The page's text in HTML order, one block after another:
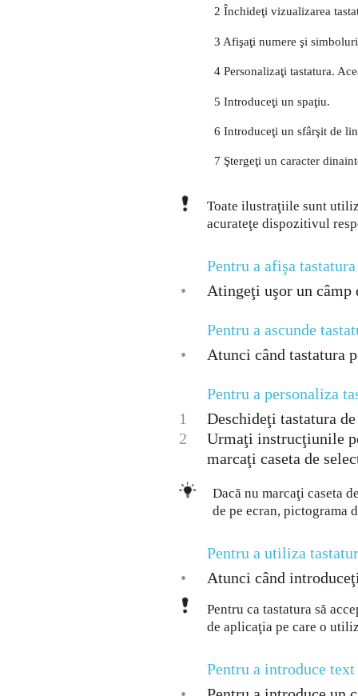
2 Închideţi vizualizarea
3 Afişaţi numere şi
4 Personalizaţi tastatura.
5 Introduceţi un spaţiu.
6 Introduceţi un sfârşit de
7 Ştergeţi un caracter
Toate ilustraţiile sunt
acurateţe dispozitivul
Pentru a afişa
•
Atingeţi uşor un câmp
Pentru a ascunde
•
Atunci când tastatura
Pentru a personaliza
1
Deschideţi tastatura
2
Urmaţi instrucţiunile
marcaţi caseta de
Dacă nu marcaţi caseta
de pe ecran, pictograma
Pentru a utiliza
•
Atunci când
Pentru ca tastatura să
de aplicaţia pe care o
Pentru a introduce